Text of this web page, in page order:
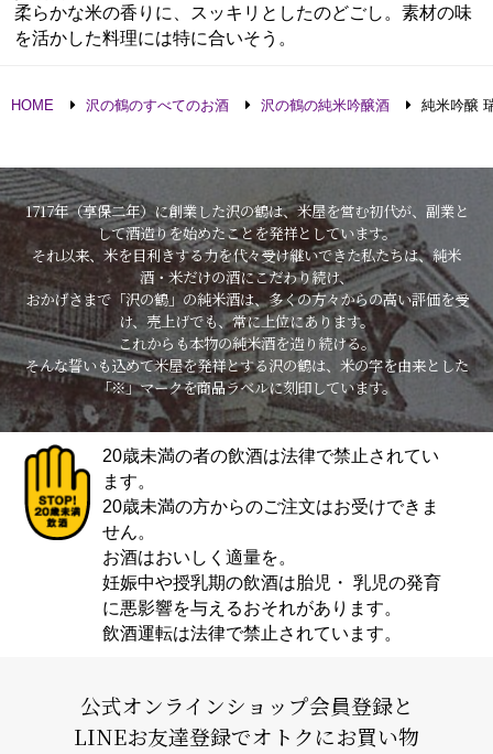
柔らかな米の香りに、スッキリとしたのどごし。素材の味
を活かした料理には特に合いそう。
HOME 沢の鶴のすべてのお酒 沢の鶴の純米吟醸酒 純米吟醸
1717年（享保二年）に創業した沢の鶴は、米屋を営む初代が、副業と
して酒造りを始めたことを発祥としています。
それ以来、米を目利きする力を代々受け継いできた私たちは、純米
酒・米だけの酒にこだわり続け、
おかげさまで「沢の鶴」の純米酒は、多くの方々からの高い評価を受
け、売上げでも、常に上位にあります。
これからも本物の純米酒を造り続ける。
そんな誓いも込めて米屋を発祥とする沢の鶴は、米の字を由来とした
「※」マークを商品ラベルに刻印しています。
20歳未満の者の飲酒は法律で禁止されてい
ます。
20歳未満の方からのご注文はお受けできま
せん。
お酒はおいしく適量を。
妊娠中や授乳期の飲酒は胎児・ 乳児の発育
に悪影響を与えるおそれがあります。
飲酒運転は法律で禁止されています。
公式オンラインショップ会員登録と
LINEお友達登録でオトクにお買い物